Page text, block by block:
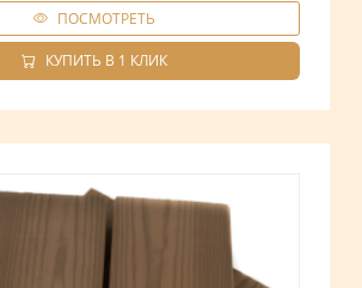
ПОСМОТРЕТЬ
КУПИТЬ В 1 КЛИК